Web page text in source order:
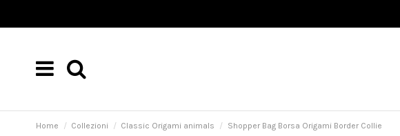
Home Collezioni Classic Origami animals Shopper Bag Borsa Origami Border Collie